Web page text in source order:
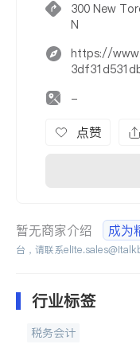
300 New
N
https://
-
点赞
暂无商家介绍 成为
台，请联系
行业标签
税务会计